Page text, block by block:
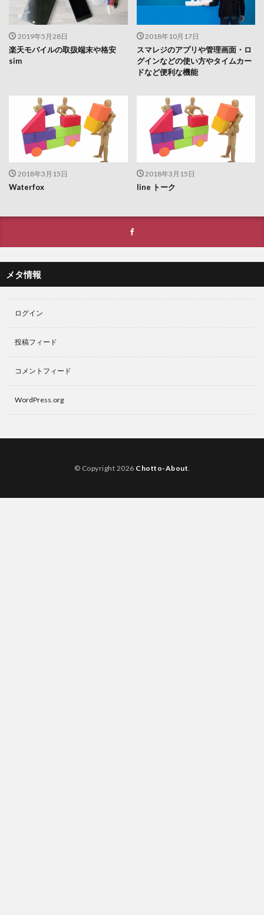
2019年5月28日
楽天モバイルの取扱端末や格安
sim
2018年10月17日
スマレジのアプリや管理画面・ロ
グインなどの使い方やタイムカー
ドなど便利な機能
2018年3月15日
Waterfox
2018年3月15日
line トーク
メタ情報
ログイン
投稿フィード
コメントフィード
WordPress.org
© Copyright 2026 Chotto-About.